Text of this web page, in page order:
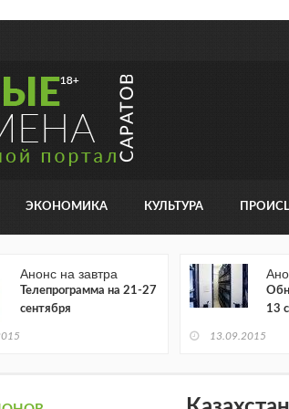
ЭКОНОМИКА КУЛЬТУРА
Анонс на завтра
Телепрограмма на 21-27
сентября
13
13.09.2015